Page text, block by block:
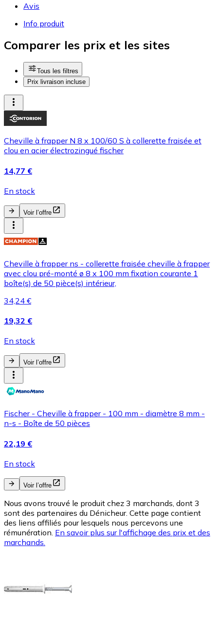
Avis
Info produit
Comparer les prix et les sites
Tous les filtres
Prix livraison incluse
Cheville à frapper N 8 x 100/60 S à collerette fraisée et
clou en acier électrozingué fischer
14,77 €
En stock
Voir l’offre
Cheville à frapper ns - collerette fraisée cheville à frapper
avec clou pré-monté ø 8 x 100 mm fixation courante 1
boîte(s) de 50 pièce(s) intérieur,
34,24 €
19,32 €
En stock
Voir l’offre
Fischer - Cheville à frapper - 100 mm - diamètre 8 mm -
n-s - Boîte de 50 pièces
22,19 €
En stock
Voir l’offre
Nous avons trouvé le produit chez 3 marchands, dont 3
sont des partenaires du Dénicheur. Cette page contient
des liens affiliés pour lesquels nous percevons une
rémunération. En savoir plus sur l'affichage des prix et des
marchands.